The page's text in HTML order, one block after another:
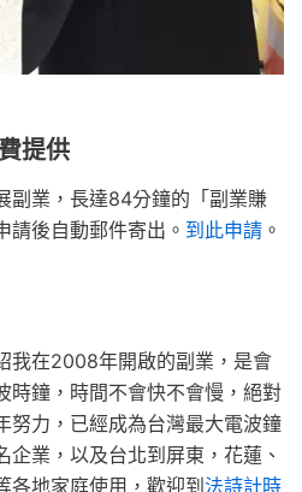
提供
副業，長達84分鐘的「副業賺
請後自動郵件寄出。 到此申請 。
我在2008年開啟的副業，是會
時鐘，時間不會快不會慢，絕對
努力，已經成為台灣最大電波鐘
企業，以及台北到屏東，花蓮、
各地家庭使用，歡迎到 法詩計時